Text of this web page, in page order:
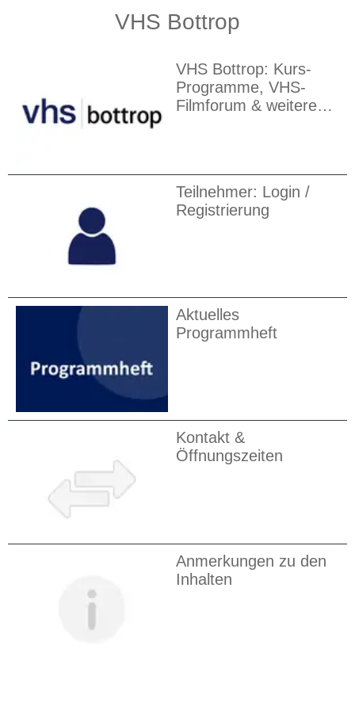
VHS Bottrop
VHS Bottrop: Kurs-
Programme, VHS-
Filmforum & weitere
Teilnehmer: Login /
Registrierung
Aktuelles
Programmheft
Kontakt &
Öffnungszeiten
Anmerkungen zu den
Inhalten